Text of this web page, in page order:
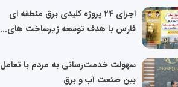
اجرای 24 پروژه کلیدی برق منطقه ای
فارس با هدف توسعه زیرساخت های...
سهولت خدمت‌رسانی به مردم با تعامل
بین صنعت آب و برق